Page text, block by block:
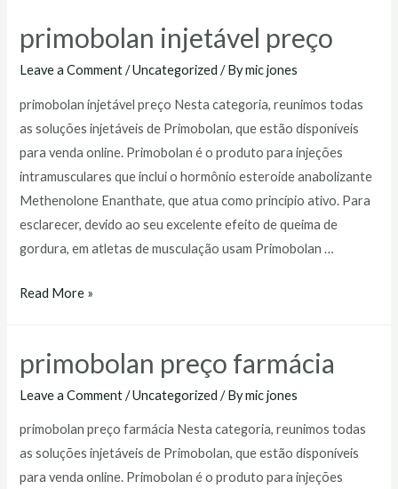
primobolan injetável preço
Leave a Comment /Uncategorized / Bymic jones
primobolan injetável preço Nesta categoria, reunimos todas
as soluções injetáveis de Primobolan, que estão disponíveis
para venda online. Primobolan é o produto para injeções
intramusculares que inclui o hormônio esteroide anabolizante
Methenolone Enanthate, que atua como princípio ativo. Para
esclarecer, devido ao seu excelente efeito de queima de
gordura, em atletas de musculação usam Primobolan …
primobolan
Read More »
primobolan preço farmácia
Leave a Comment /Uncategorized / Bymic jones
primobolan preço farmácia Nesta categoria, reunimos todas
as soluções injetáveis de Primobolan, que estão disponíveis
para venda online. Primobolan é o produto para injeções